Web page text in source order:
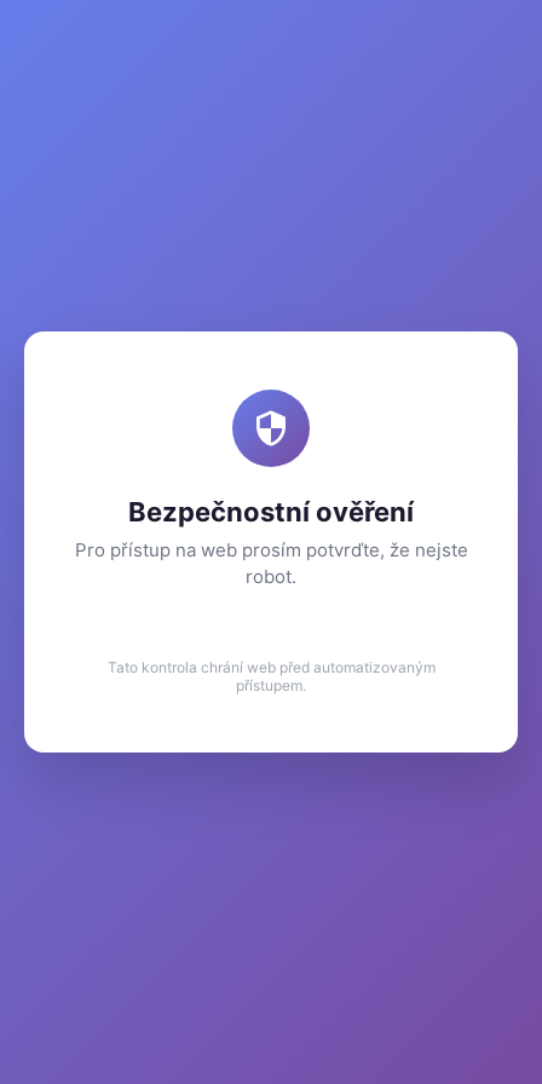
Bezpečnostní ověření
Pro přístup na web prosím potvrďte, že nejste
robot.
Tato kontrola chrání web před automatizovaným
přístupem.